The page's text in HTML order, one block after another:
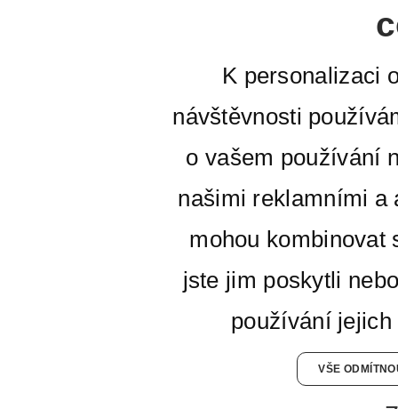
K personalizaci
návštěvnosti
o vašem používání
našimi reklamními a
mohou kombinovat
jste jim poskytli
používání
VŠE